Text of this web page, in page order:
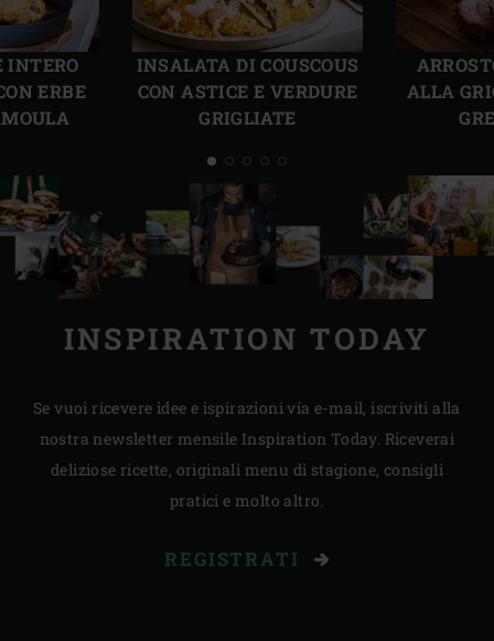
INTERO
ERBE
INSALATA DI COUSCOUS
CON ASTICE E VERDURE
GRIGLIATE
ALLA
Precedente
INSPIRATION TODAY
Se vuoi ricevere idee e ispirazioni via e-mail, iscriviti alla
nostra newsletter mensile Inspiration Today. Riceverai
deliziose ricette, originali menu di stagione, consigli
pratici e molto altro.
REGISTRATI